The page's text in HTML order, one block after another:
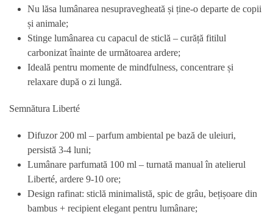
Nu lăsa lumânarea nesupravegheată și ține-o departe de copii
și animale;
Stinge lumânarea cu capacul de sticlă – curăță fitilul
carbonizat înainte de următoarea ardere;
Ideală pentru momente de mindfulness, concentrare și
relaxare după o zi lungă.
Semnătura Liberté
Difuzor 200 ml – parfum ambiental pe bază de uleiuri,
persistă 3-4 luni;
Lumânare parfumată 100 ml – turnată manual în atelierul
Liberté, ardere 9-10 ore;
Design rafinat: sticlă minimalistă, spic de grâu, bețișoare din
bambus + recipient elegant pentru lumânare;